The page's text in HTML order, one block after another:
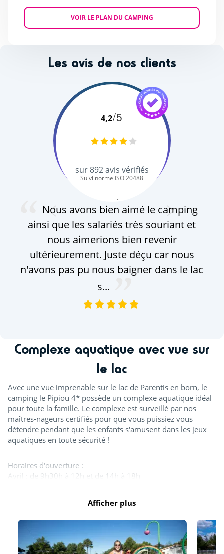
VOIR LE PLAN DU CAMPING
Les avis de nos clients
4,2/5
sur892avis vérifiés
Suivi norme ISO 20488
Nous avons bien aimé le camping
ainsi que les salariés très souriant et
nous aimerions bien revenir
ultérieurement. Juste déçu car nous
n'avons pas pu nous baigner dans le lac
s...
Complexe aquatique avec vue sur
le lac
Avec une vue imprenable sur le lac de Parentis en born, le
camping le Pipiou 4* possède un complexe aquatique idéal
pour toute la famille. Le complexe est surveillé par nos
maîtres-nageurs certifiés pour que vous puissiez vous
détendre pendant que les enfants s'amusent dans les jeux
aquatiques en toute sécurité !
Horaires d'ouverture :
Avril : de 9h30h à 12h et de 14h à 18h
Tout l'espace aquatique est ouvert en juillet et août. A
minima, un bassin est ouvert d'avril à septembre. Les
toboggans ainsi que la splashzone sont ouverts à partir de
Afficher plus